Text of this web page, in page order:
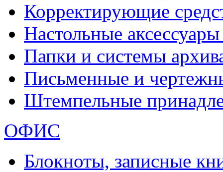
Корректирующие
Настольные
Папки и системы
Письменные и
Штемпельные
ОФИС
Блокноты, записные